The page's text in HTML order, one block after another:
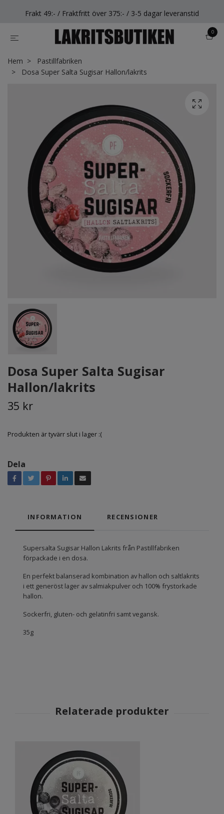
Frakt 49:- / Fraktfritt över 375:- / 3-5 dagar leveranstid
0
Hem
Pastillfabriken
Dosa Super Salta Sugisar Hallon/lakrits
Dosa Super Salta Sugisar
Hallon/lakrits
35 kr
Produkten är tyvärr slut i lager :(
Dela
INFORMATION RECENSIONER
Supersalta Sugisar Hallon Lakrits från Pastillfabriken
förpackade i en dosa.
En perfekt balanserad kombination av hallon och saltlakrits
i ett generöst lager av salmiakpulver och 100% frystorkade
hallon.
Sockerfri, gluten- och gelatinfri samt vegansk.
35g